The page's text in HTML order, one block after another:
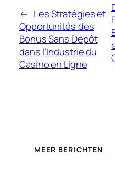
← Les Stratégies et
Opportunités des
Bonus Sans Dépôt
dans l’Industrie du
Casino en Ligne
MEER BERICHTEN